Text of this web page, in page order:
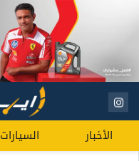
الأخبار السيارات